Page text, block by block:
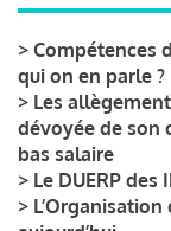
> Compétences
qui on en parle ?
> Les
dévoyée de son
bas salaire
> Le DUERP des
>